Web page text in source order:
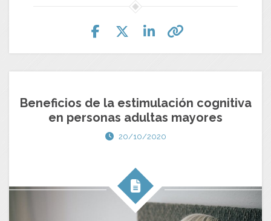
Beneficios de la estimulación cognitiva
en personas adultas mayores
20/10/2020